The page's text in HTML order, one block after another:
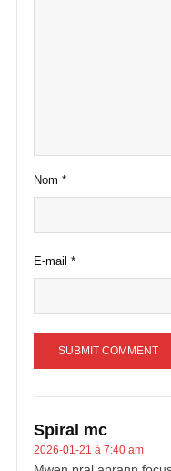
Nom *
E-mail *
Spiral mc
2026-01-21 à 7:40 am